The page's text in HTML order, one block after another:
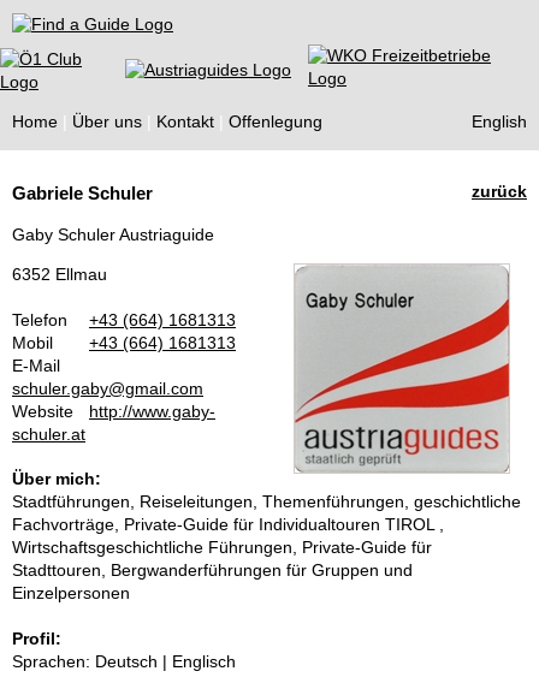
Find a Guide
Home Über uns Kontakt Offenlegung English
Guides
zurück
Gabriele Schuler
Gaby Schuler Austriaguide
6352 Ellmau
Telefon
+43 (664) 1681313
Mobil
+43 (664) 1681313
E-Mail
schuler.gaby@gmail.com
Website
http://www.gaby-
schuler.at
Über mich:
Stadtführungen, Reiseleitungen, Themenführungen, geschichtliche
Fachvorträge, Private-Guide für Individualtouren TIROL ,
Wirtschaftsgeschichtliche Führungen, Private-Guide für
Stadttouren, Bergwanderführungen für Gruppen und
Einzelpersonen
Profil:
Sprachen: Deutsch | Englisch